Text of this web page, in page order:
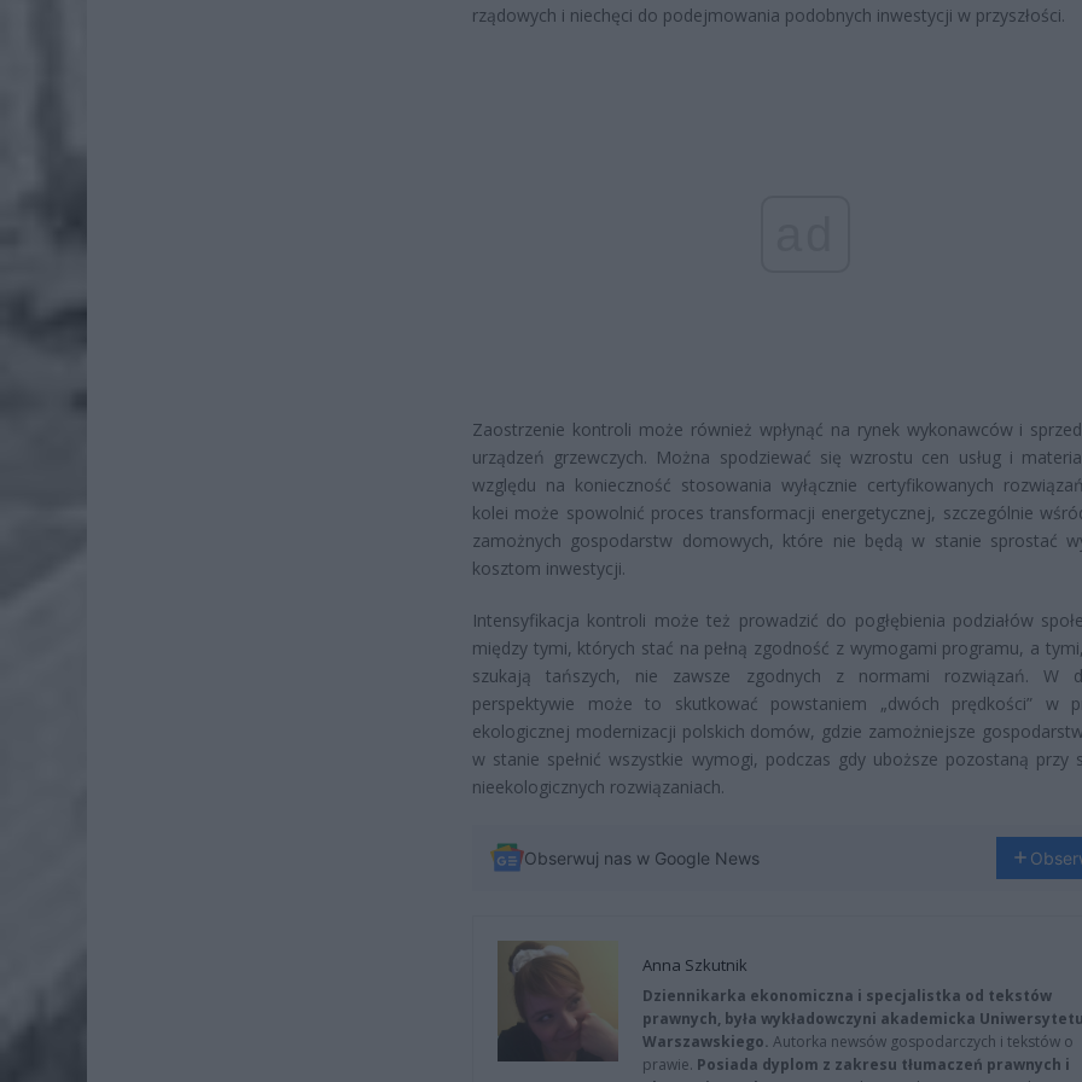
rządowych i niechęci do podejmowania podobnych inwestycji w przyszłości.
Zaostrzenie kontroli może również wpłynąć na rynek wykonawców i
urządzeń grzewczych. Można spodziewać się wzrostu cen usług i
względu na konieczność stosowania wyłącznie certyfikowanych
kolei może spowolnić proces transformacji energetycznej, szczególnie
zamożnych gospodarstw domowych, które nie będą w stanie sprostać
kosztom inwestycji.
Intensyfikacja kontroli może też prowadzić do pogłębienia podziałów
między tymi, których stać na pełną zgodność z wymogami programu, a
szukają tańszych, nie zawsze zgodnych z normami rozwiązań. W
perspektywie może to skutkować powstaniem „dwóch prędkości” w
ekologicznej modernizacji polskich domów, gdzie zamożniejsze
w stanie spełnić wszystkie wymogi, podczas gdy uboższe pozostaną przy
nieekologicznych rozwiązaniach.
Obserwuj nas w Google News
Anna Szkutnik
Dziennikarka ekonomiczna i specjalistka od tekstów
prawnych, była wykładowczyni akademicka
Warszawskiego. Autorka newsów gospodarczych i tekstów o
prawie. Posiada dyplom z zakresu tłumaczeń prawnych i